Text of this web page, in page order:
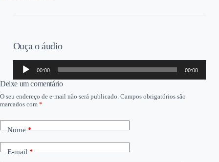
Ouça o áudio
Tocador
áudio
00:00 00:00
Deixe um comentário
O seu endereço de e-mail não será publicado. Campos obrigatórios são
marcados com *
Nome*
E-mail*